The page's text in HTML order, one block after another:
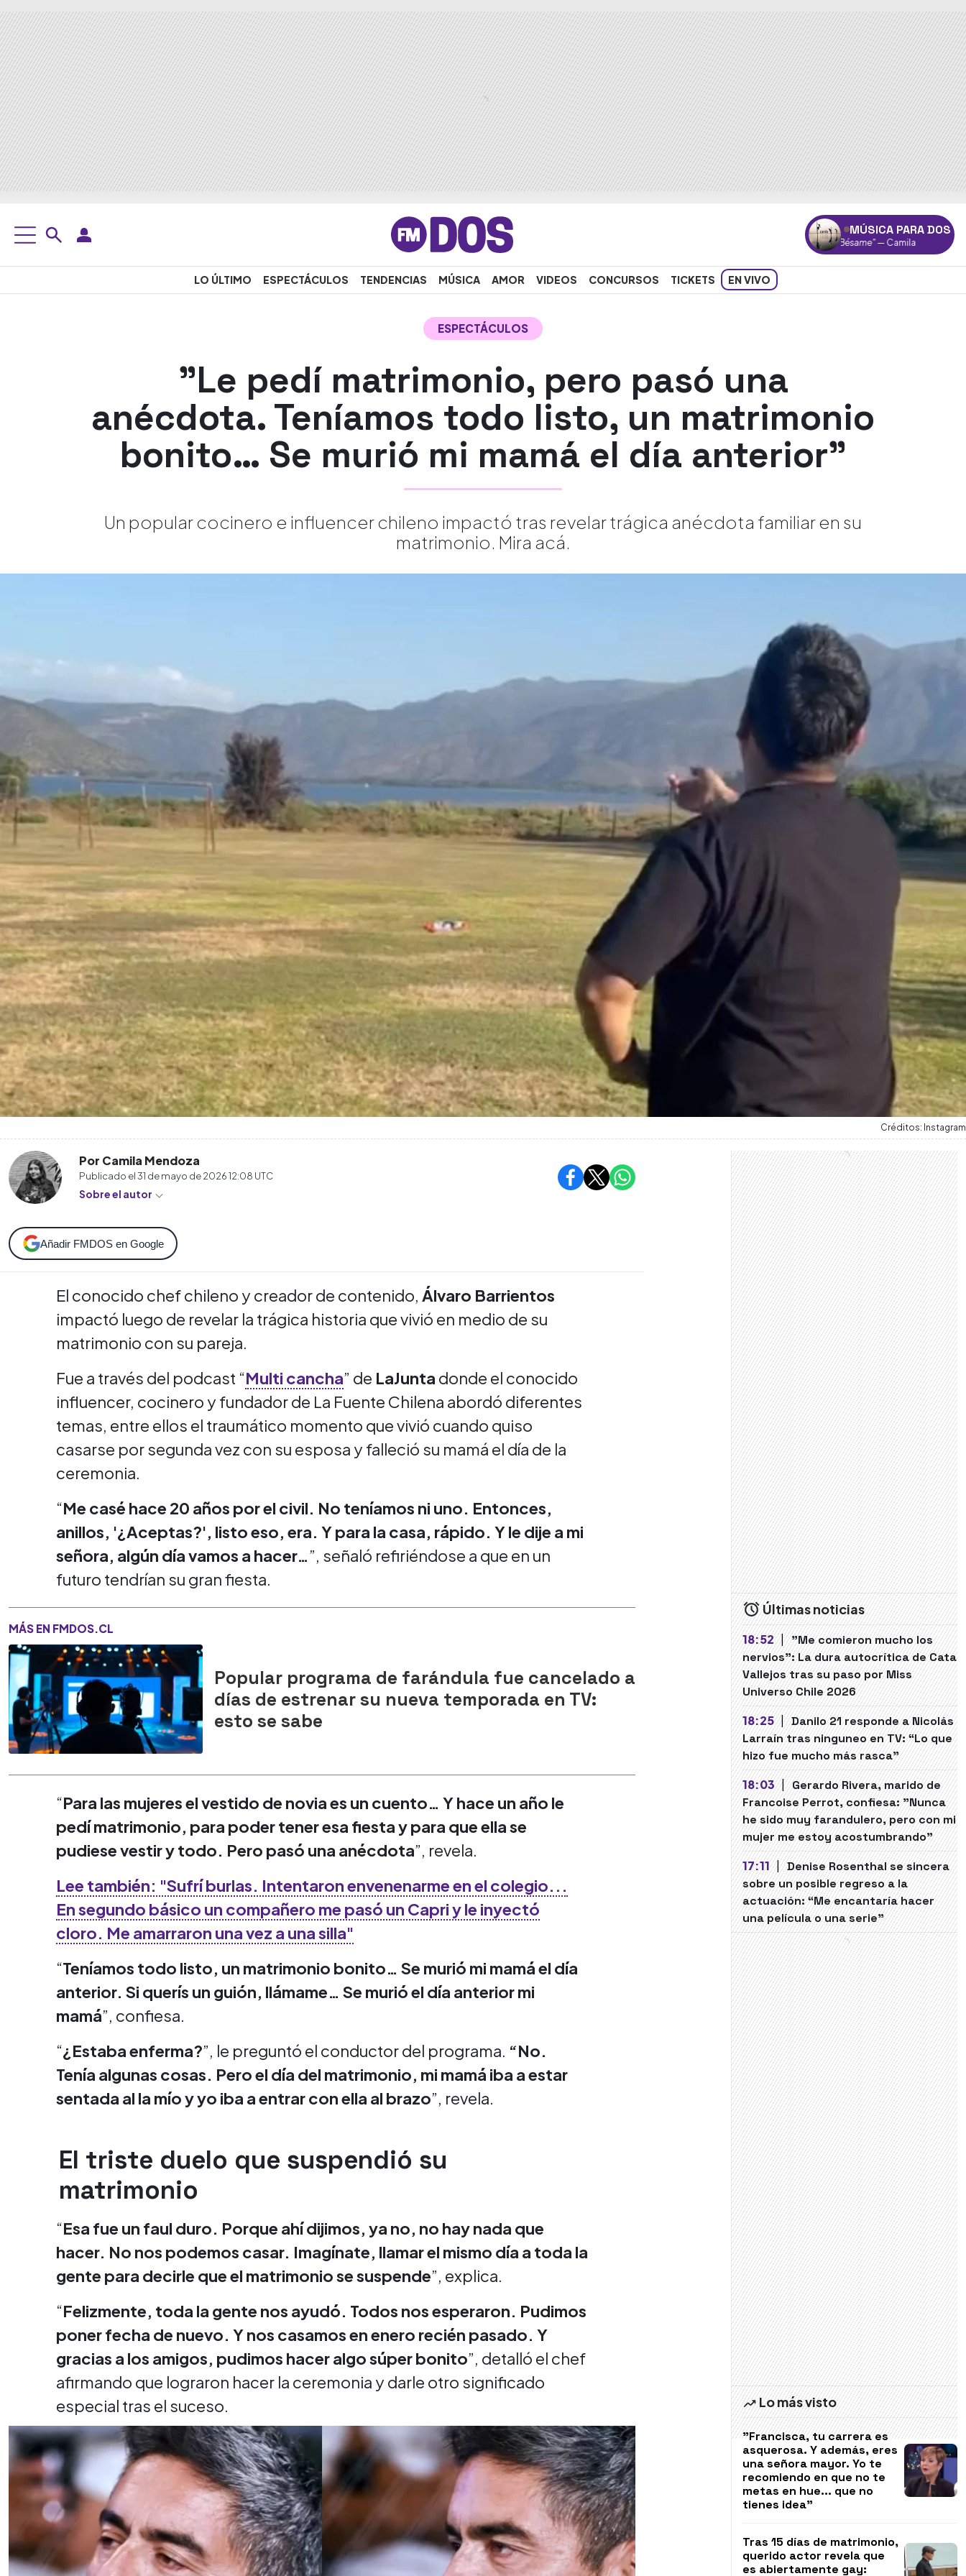
MÚSICA PARA DOS
"Bésame"— Camila
LO ÚLTIMO ESPECTÁCULOS TENDENCIAS MÚSICA AMOR VIDEOS CONCURSOS TICKETS EN VIVO
ESPECTÁCULOS
"Le pedí matrimonio, pero pasó una
anécdota. Teníamos todo listo, un matrimonio
bonito… Se murió mi mamá el día anterior"
Un popular cocinero e influencer chileno impactó tras revelar trágica anécdota familiar en su
matrimonio. Mira acá.
Créditos: Instagram
Por Camila Mendoza
Publicado el31 de mayo de 2026 12:08 UTC
Sobre el autor
Añadir FMDOS en Google
El conocido chef chileno y creador de contenido, Álvaro Barrientos
impactó luego de revelar la trágica historia que vivió en medio de su
matrimonio con su pareja.
Fue a través del podcast “Multi cancha” de LaJunta donde el conocido
influencer, cocinero y fundador de La Fuente Chilena abordó diferentes
temas, entre ellos el traumático momento que vivió cuando quiso
casarse por segunda vez con su esposa y falleció su mamá el día de la
ceremonia.
“Me casé hace 20 años por el civil. No teníamos ni uno. Entonces,
anillos, '¿Aceptas?', listo eso, era. Y para la casa, rápido. Y le dije a mi
señora, algún día vamos a hacer…”, señaló refiriéndose a que en un
futuro tendrían su gran fiesta.
MÁS EN FMDOS.CL
Popular programa de farándula fue cancelado a
días de estrenar su nueva temporada en TV:
esto se sabe
“Para las mujeres el vestido de novia es un cuento… Y hace un año le
pedí matrimonio, para poder tener esa fiesta y para que ella se
pudiese vestir y todo. Pero pasó una anécdota”, revela.
Lee también: "Sufrí burlas. Intentaron envenenarme en el colegio...
En segundo básico un compañero me pasó un Capri y le inyectó
cloro. Me amarraron una vez a una silla"
“Teníamos todo listo, un matrimonio bonito… Se murió mi mamá el día
anterior. Si querís un guión, llámame… Se murió el día anterior mi
mamá”, confiesa.
“¿Estaba enferma?”, le preguntó el conductor del programa. “No.
Tenía algunas cosas. Pero el día del matrimonio, mi mamá iba a estar
sentada al la mío y yo iba a entrar con ella al brazo”, revela.
El triste duelo que suspendió su
matrimonio
“Esa fue un faul duro. Porque ahí dijimos, ya no, no hay nada que
hacer. No nos podemos casar. Imagínate, llamar el mismo día a toda la
gente para decirle que el matrimonio se suspende”, explica.
“Felizmente, toda la gente nos ayudó. Todos nos esperaron. Pudimos
poner fecha de nuevo. Y nos casamos en enero recién pasado. Y
gracias a los amigos, pudimos hacer algo súper bonito”, detalló el chef
afirmando que lograron hacer la ceremonia y darle otro significado
especial tras el suceso.
Últimas noticias
18:52 | "Me comieron mucho los
nervios": La dura autocrítica de Cata
Vallejos tras su paso por Miss
Universo Chile 2026
18:25 | Danilo 21 responde a Nicolás
Larraín tras ninguneo en TV: “Lo que
hizo fue mucho más rasca”
18:03 | Gerardo Rivera, marido de
Francoise Perrot, confiesa: "Nunca
he sido muy farandulero, pero con mi
mujer me estoy acostumbrando"
17:11 | Denise Rosenthal se sincera
sobre un posible regreso a la
actuación: “Me encantaría hacer
una película o una serie"
Lo más visto
"Francisca, tu carrera es
asquerosa. Y además, eres
una señora mayor. Yo te
recomiendo en que no te
metas en hue... que no
tienes idea"
Tras 15 días de matrimonio,
querido actor revela que
es abiertamente gay: